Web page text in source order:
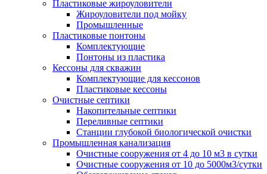
Пластиковые жироуловители
Жироуловители под мойку
Промышленные
Пластиковые понтоны
Комплектующие
Понтоны из пластика
Кессоны для скважин
Комплектующие для кессонов
Пластиковые кессоны
Очистные септики
Накопительные септики
Переливные септики
Станции глубокой биологической очистки
Промышленная канализация
Очистные сооружения от 4 до 10 м3 в сутки
Очистные сооружения от 10 до 5000м3/сутки